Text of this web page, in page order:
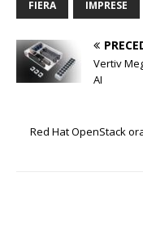
FIERA IMPRESE
Vertiv
AI
Red Hat OpenStack